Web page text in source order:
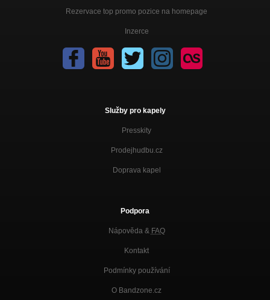
Rezervace top promo pozice na homepage
Inzerce
Služby pro kapely
Presskity
Prodejhudbu.cz
Doprava kapel
Podpora
Nápověda & FAQ
Kontakt
Podmínky používání
O Bandzone.cz